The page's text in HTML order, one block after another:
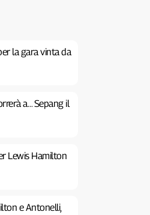
la gara vinta da
a… Sepang il
Lewis Hamilton
e Antonelli,